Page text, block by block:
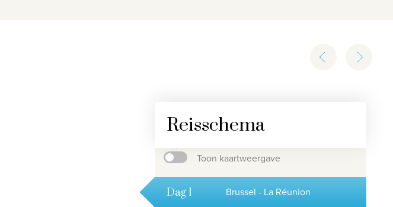
Reisschema
Toon kaartweergave
Dag 1 Brussel - La Réunion